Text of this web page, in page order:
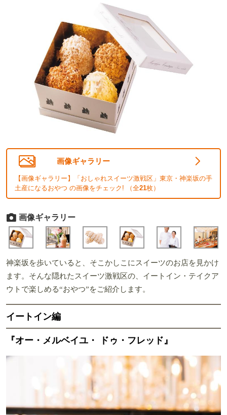
画像ギャラリー
【画像ギャラリー】「おしゃれスイーツ激戦区」東京・神楽坂の手
土産になるおやつ の画像をチェック! （全21枚）
画像ギャラリー
神楽坂を歩いていると、そこかしこにスイーツのお店を見かけ
ます。そんな隠れたスイーツ激戦区の、イートイン・テイクア
ウトで楽しめる“おやつ”をご紹介します。
イートイン編
『オー・メルベイユ・ ドゥ・フレッド』